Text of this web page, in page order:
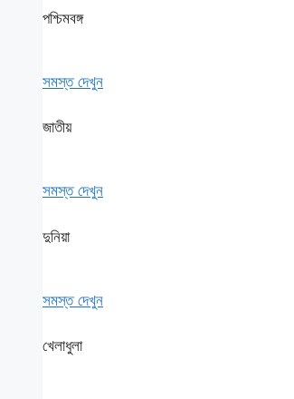
পশ্চিমবঙ্গ
সমস্ত দেখুন
জাতীয়
সমস্ত দেখুন
দুনিয়া
সমস্ত দেখুন
খেলাধুলা